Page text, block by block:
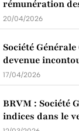
rémunération
20/04/2026
Société
devenue
17/04/2026
BRVM : Société
indices dans le